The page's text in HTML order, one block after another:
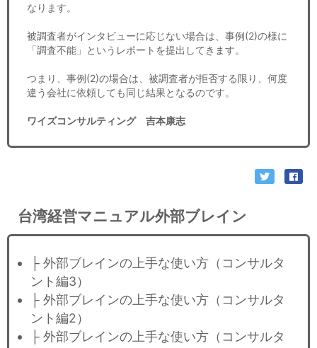
なります。
被調査者がインタビューに応じない場合は、事例(2)の様に
「調査不能」というレポートを提出してきます。
つまり、事例(2)の場合は、被調査者が拒否する限り、何度
違う会社に依頼しても同じ結果となるのです。
ワイズコンサルティング 吉本康志
台湾経営マニュアル外部ブレイン
├ 外部ブレインの上手な使い方（コンサルタ
ント編3）
├ 外部ブレインの上手な使い方（コンサルタ
ント編2）
├ 外部ブレインの上手な使い方（コンサルタ